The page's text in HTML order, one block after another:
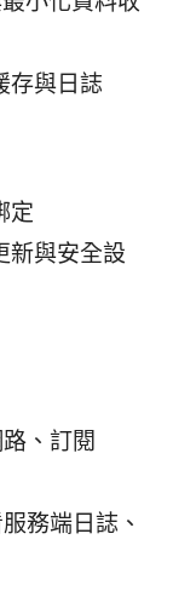
存與日誌
定
新與安全設
、訂閱
務端日誌、